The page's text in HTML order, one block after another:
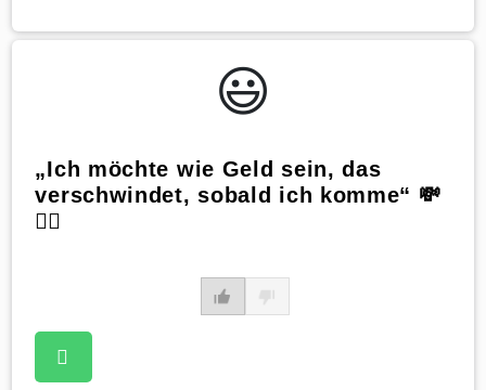
😃️
„Ich möchte wie Geld sein, das
verschwindet, sobald ich komme“ 💸
🏃‍♀️